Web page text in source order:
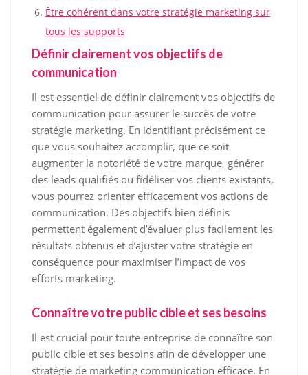
Être cohérent dans votre stratégie marketing sur
tous les supports
Définir clairement vos objectifs de
communication
Il est essentiel de définir clairement vos objectifs de
communication pour assurer le succès de votre
stratégie marketing. En identifiant précisément ce
que vous souhaitez accomplir, que ce soit
augmenter la notoriété de votre marque, générer
des leads qualifiés ou fidéliser vos clients existants,
vous pourrez orienter efficacement vos actions de
communication. Des objectifs bien définis
permettent également d’évaluer plus facilement les
résultats obtenus et d’ajuster votre stratégie en
conséquence pour maximiser l’impact de vos
efforts marketing.
Connaître votre public cible et ses besoins
Il est crucial pour toute entreprise de connaître son
public cible et ses besoins afin de développer une
stratégie de marketing communication efficace. En